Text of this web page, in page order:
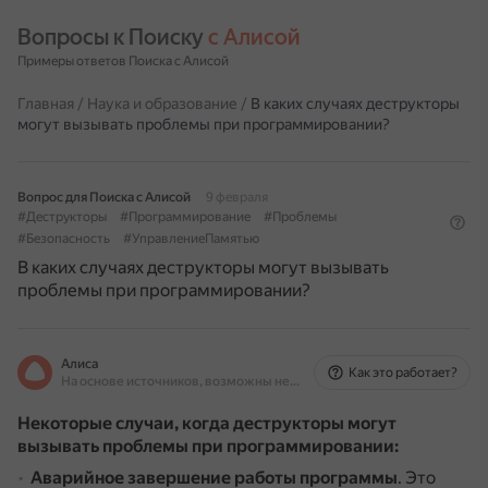
Вопросы к Поиску с Алисой
Примеры ответов Поиска с Алисой
Главная / Наука и образование / В каких случаях деструкторы
могут вызывать проблемы при программировании?
Вопрос для Поиска с Алисой
9 февраля
#Деструкторы
#Программирование
#Проблемы
#Безопасность
#УправлениеПамятью
В каких случаях деструкторы могут вызывать
проблемы при программировании?
Алиса
На основе источников, возможны неточности
Как это работает?
Некоторые случаи, когда деструкторы могут
вызывать проблемы при программировании:
Аварийное завершение работы программы. Это